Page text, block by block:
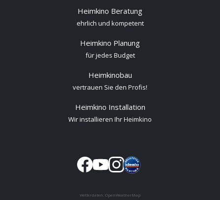
Heimkino Beratung
ehrlich und kompetent
Heimkino Planung
für jedes Budget
Heimkinobau
vertrauen Sie den Profis!
Heimkino Installation
Wir installieren Ihr Heimkino
Wetterdaten: OpenWeatherMap